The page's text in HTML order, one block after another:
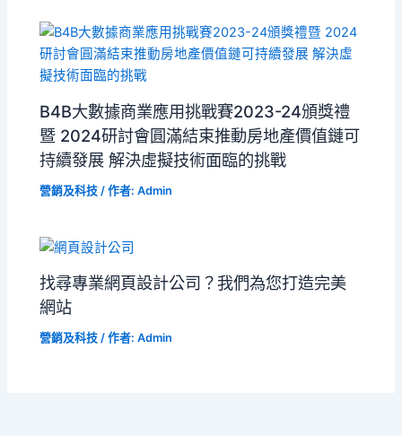
B4B大數據商業應用挑戰賽2023-24頒獎禮
暨 2024研討會圓滿結束推動房地產價值鏈可
持續發展 解決虛擬技術面臨的挑戰
營銷及科技 / 作者:Admin
找尋專業網頁設計公司？我們為您打造完美
網站
營銷及科技 / 作者:Admin